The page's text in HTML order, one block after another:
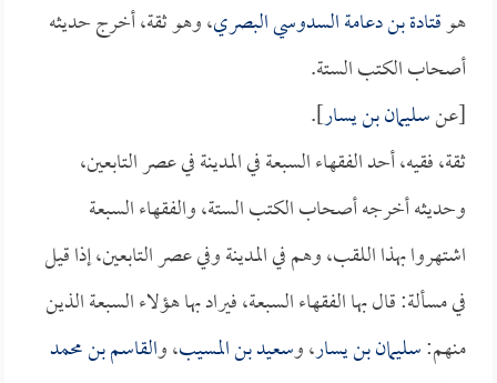
هوقتادة بن دعامة السدوسي البصري، وهو ثقة، أخرج حديثه
أصحاب الكتب الستة.
[عنسليمان بن يسار].
ثقة، فقيه، أحد الفقهاء السبعة في المدينة في عصر التابعين،
وحديثه أخرجه أصحاب الكتب الستة، والفقهاء السبعة
اشتهروا بهذا اللقب، وهم في المدينة وفي عصر التابعين، إذا قيل
في مسألة: قال بها الفقهاء السبعة، فيراد بها هؤلاء السبعة الذين
منهم:سليمان بن يسار، وسعيد بن المسيب، والقاسم بن محمد